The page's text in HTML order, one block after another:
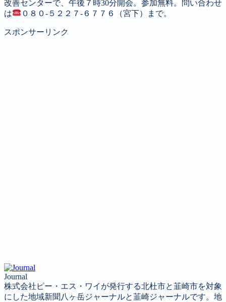
韮崎エリア
ズームアイ
八ヶ岳自然散策
改善センターで、午後７時30分開会。参加無料。問い合わせ
は
０８０‐５２２７‐６７７６（宮下）まで。
スポンサーリンク
Journal
株式会社ピー・エス・ワイが発行する北杜市と韮崎市を対象
にした地域新聞八ヶ岳ジャーナルと韮崎ジャーナルです。地